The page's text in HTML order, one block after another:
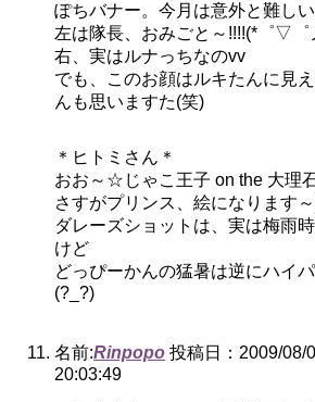
ぽちバナー。今月は意外と難し
左は隊長、おみごと～!!!!(*゜▽
右、実はルナっちなのvv
でも、このお顔はルキたんに見
んも思いますた(笑)
＊ヒトミさん＊
おお～☆じゃこ王子 on the 大理
さすがプリンス、絵になります
ダレーズショットは、実は梅雨
けど
どっぴーかんの猛暑は逆にハイ
(?_?)
名前:Rinpopo 投稿日：2009/08/
20:03:49